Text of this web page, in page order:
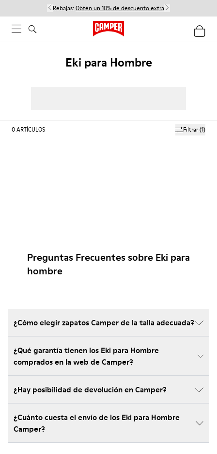
Rebajas: Obtén un 10% de descuento extra
Eki para Hombre
Filtrar(1)
0ARTÍCULOS
Preguntas Frecuentes sobre Eki para
hombre
¿Cómo elegir zapatos Camper de la talla adecuada?
¿Qué garantía tienen los Eki para Hombre
comprados en la web de Camper?
¿Hay posibilidad de devolución en Camper?
¿Cuánto cuesta el envío de los Eki para Hombre
Camper?